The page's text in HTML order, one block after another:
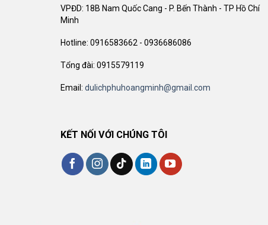
VPĐD: 18B Nam Quốc Cang - P. Bến Thành - TP Hồ Chí
Minh
Hotline: 0916583662 - 0936686086
Tổng đài: 0915579119
Email: dulichphuhoangminh@gmail.com
KẾT NỐI VỚI CHÚNG TÔI